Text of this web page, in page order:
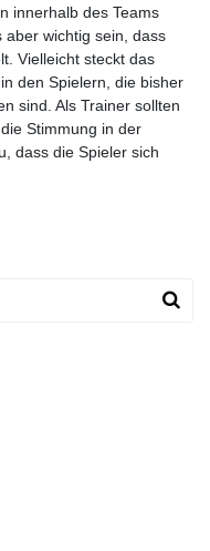
innerhalb des Teams
wichtig sein, dass
Vielleicht steckt das
den Spielern, die bisher
sind. Als Trainer sollten
Stimmung in der
dass die Spieler sich